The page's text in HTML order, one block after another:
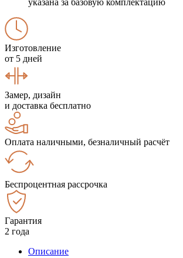
Изготовление
от 5 дней
Замер, дизайн
и доставка бесплатно
Оплата наличными, безналичный расчёт
Беспроцентная рассрочка
Гарантия
2 года
Описание